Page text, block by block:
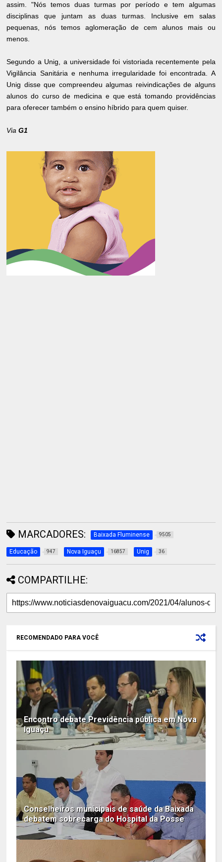
assim. "Nós temos duas turmas por período e tem algumas
disciplinas que juntam as duas turmas. Inclusive em salas
pequenas, nós temos aglomeração de cem alunos mais ou
menos.
Segundo a Unig, a universidade foi vistoriada recentemente pela
Vigilância Sanitária e nenhuma irregularidade foi encontrada. A
Unig disse que compreendeu algumas reivindicações de alguns
alunos do curso de medicina e que está tomando providências
para oferecer também o ensino híbrido para quem quiser.
ViaG1
MARCADORES: Baixada Fluminense 9505
Educação 947 Nova Iguaçu 16857 Unig 36
COMPARTILHE:
RECOMENDADO PARA VOCÊ
Encontro debate Previdência pública em Nova
Iguaçu
Conselheiros municipais de saúde da Baixada
debatem sobrecarga do Hospital da Posse